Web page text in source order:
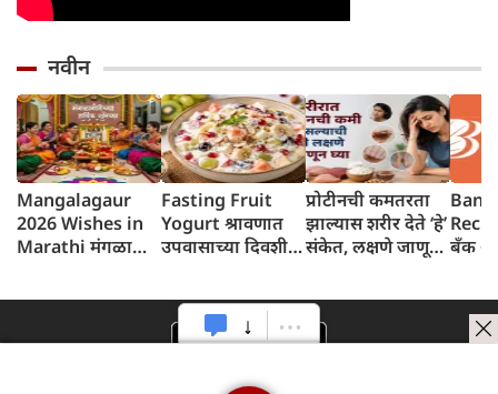
नवीन
Mangalagaur
2026 Wishes in
Marathi मंगळागौर
Fasting Fruit
Yogurt श्रावणात
उपवासाच्या दिवशी
प्रोटीनची कमतरता
झाल्यास शरीर देते ‘हे’
संकेत, लक्षणे जाणून बँक